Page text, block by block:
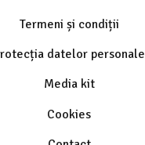
Termeni și condiții
datelor personale
Media kit
Cookies